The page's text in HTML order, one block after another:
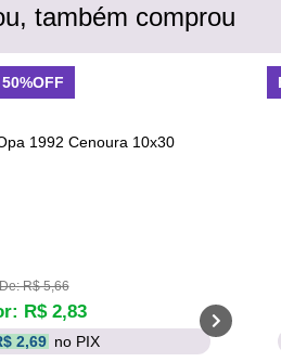
também comprou
1992 Cenoura 10x30
R$ 5,66
R$ 2,83
2,69 no PIX
50%OFF